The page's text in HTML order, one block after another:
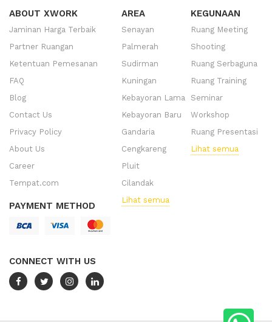
ABOUT XWORK
Jaminan Harga Terbaik
Partner Ruangan
Ketentuan Pemesanan
FAQ
Blog
Contact Us
Privacy Policy
About Us
Career
Tempat.com
PAYMENT METHOD
CONNECT WITH US
AREA
Senayan
Palmerah
Sudirman
Kuningan
Kebayoran Lama
Kebayoran Baru
Gandaria
Cengkareng
Pluit
Cilandak
Lihat semua
KEGUNAAN
Ruang Meeting
Shooting
Ruang Serbaguna
Ruang Training
Seminar
Workshop
Ruang Presentasi
Lihat semua